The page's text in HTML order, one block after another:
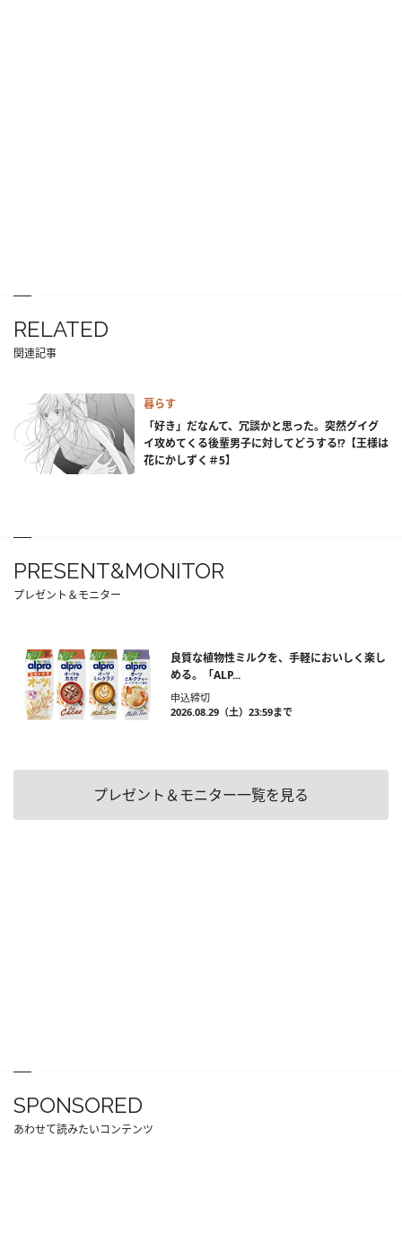
RELATED
関連記事
暮らす
「好き」だなんて、冗談かと思った。突然グイグ
イ攻めてくる後輩男子に対してどうする!?【王様は
花にかしずく＃5】
PRESENT&MONITOR
プレゼント＆モニター
良質な植物性ミルクを、手軽においしく楽し
める。「ALP...
申込締切
2026.08.29（土）23:59まで
プレゼント＆モニター一覧を見る
SPONSORED
あわせて読みたいコンテンツ